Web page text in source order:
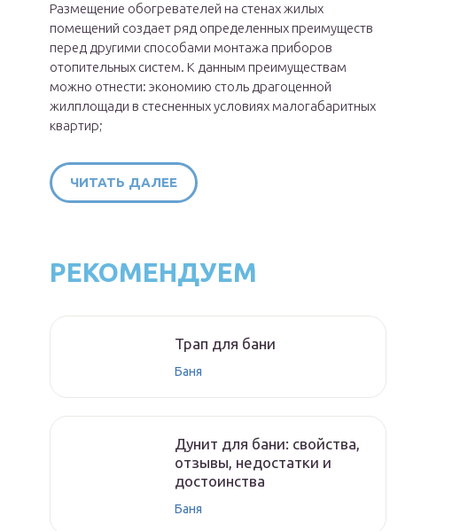
Размещение обогревателей на стенах жилых
помещений создает ряд определенных преимуществ
перед другими способами монтажа приборов
отопительных систем. К данным преимуществам
можно отнести: экономию столь драгоценной
жилплощади в стесненных условиях малогабаритных
квартир;
ЧИТАТЬ ДАЛЕЕ
РЕКОМЕНДУЕМ
Трап для бани
Баня
Дунит для бани: свойства,
отзывы, недостатки и
достоинства
Баня